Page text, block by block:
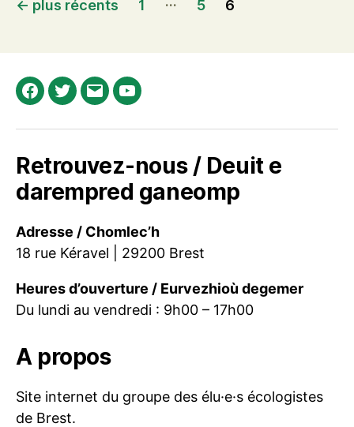
← plus récents 1 5 6
Facebook
Twitter
E-
Youtube
Retrouvez-nous / Deuit e
darempred ganeomp
Adresse / Chomlec’h
18 rue Kéravel | 29200 Brest
Heures d’ouverture / Eurvezhioù degemer
Du lundi au vendredi : 9h00 – 17h00
A propos
Site internet du groupe des élu·e·s écologistes
de Brest.